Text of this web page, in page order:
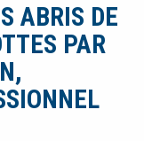
ABRIS DE
PAR